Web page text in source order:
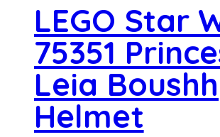
LEGO Star
75351
Leia Boushh
Helmet